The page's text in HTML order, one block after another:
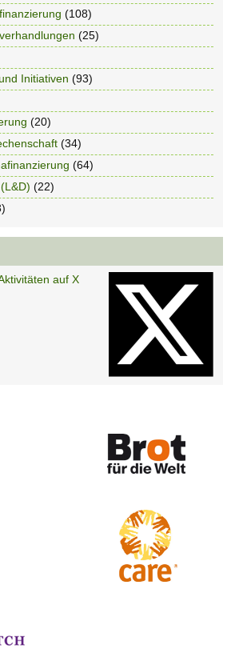
(108)
(25)
Initiativen (93)
(20)
(34)
(64)
(22)
auf X